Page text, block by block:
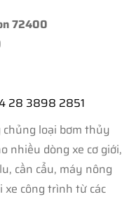
72400
28 3898 2851
chủng loại bơm thủy
nhiều dòng xe cơ giới,
cần cẩu, máy nông
xe công trình từ các